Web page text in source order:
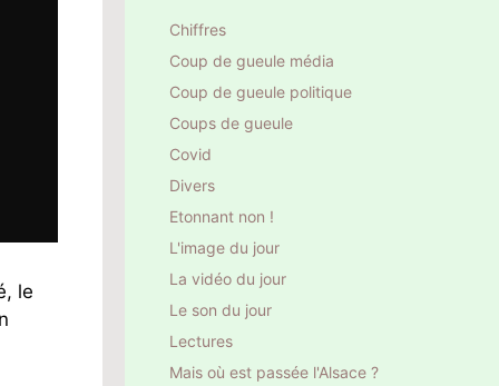
le
Chiffres
Coup de gueule média
Coup de gueule politique
Coups de gueule
Covid
Divers
Etonnant non !
L'image du jour
La vidéo du jour
Le son du jour
Lectures
Mais où est passée l'Alsace ?